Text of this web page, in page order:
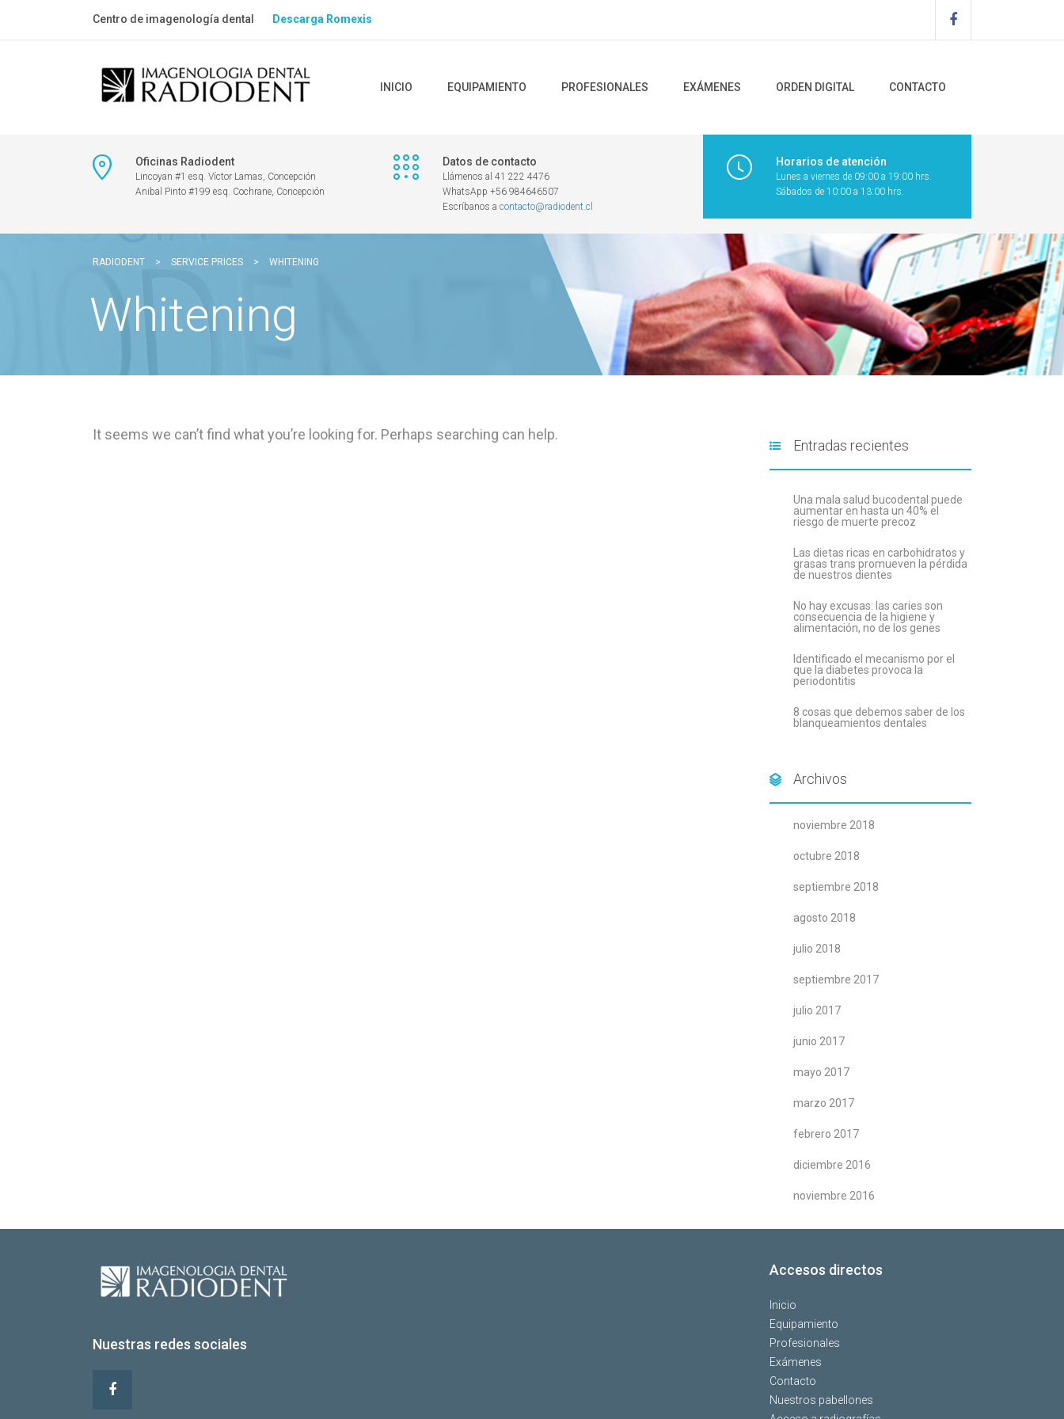
Centro de imagenología dental Descarga Romexis
INICIO EQUIPAMIENTO PROFESIONALES EXÁMENES ORDEN DIGITAL CONTACTO
Oficinas Radiodent
Lincoyan #1 esq. Víctor Lamas, Concepción
Anibal Pinto #199 esq. Cochrane, Concepción
Datos de contacto
Llámenos al 41 222 4476
WhatsApp +56 984646507
Escríbanos a contacto@radiodent.cl
Horarios de atención
Lunes a viernes de 09:00 a 19:00 hrs.
Sábados de 10:00 a 13:00 hrs.
RADIODENT > SERVICE PRICES > WHITENING
Whitening
It seems we can’t find what you’re looking for. Perhaps searching can help.
Entradas recientes
Una mala salud bucodental puede
aumentar en hasta un 40% el
riesgo de muerte precoz
Las dietas ricas en carbohidratos y
grasas trans promueven la pérdida
de nuestros dientes
No hay excusas: las caries son
consecuencia de la higiene y
alimentación, no de los genes
Identificado el mecanismo por el
que la diabetes provoca la
periodontitis
8 cosas que debemos saber de los
blanqueamientos dentales
Archivos
noviembre 2018
octubre 2018
septiembre 2018
agosto 2018
julio 2018
septiembre 2017
julio 2017
junio 2017
mayo 2017
marzo 2017
febrero 2017
diciembre 2016
noviembre 2016
Nuestras redes sociales
Accesos directos
Inicio
Equipamiento
Profesionales
Exámenes
Contacto
Nuestros pabellones